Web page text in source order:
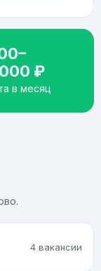
₽
в месяц
4 вакансии